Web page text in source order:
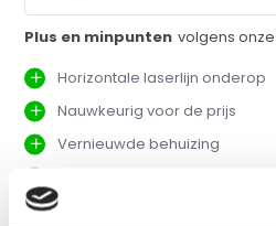
Plus en minpunten volgens
Horizontale laserlijn onderop
Nauwkeurig voor de prijs
Vernieuwde behuizing